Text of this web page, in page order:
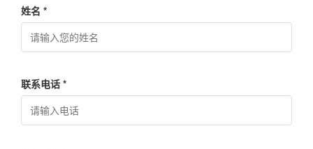
姓名 *
联系电话 *